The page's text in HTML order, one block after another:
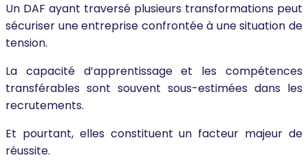
Un DAF ayant traversé plusieurs transformations peut
sécuriser une entreprise confrontée à une situation de
tension.
La capacité d’apprentissage et les compétences
transférables sont souvent sous-estimées dans les
recrutements.
Et pourtant, elles constituent un facteur majeur de
réussite.